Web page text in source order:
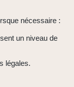
nécessaire :
un niveau de
légales.